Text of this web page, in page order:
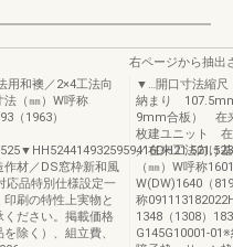
用和襖／2×4工法向
法（㎜）W呼称
（1963）
作材／DS窓枠新和風
応品特別仕様設定一
刷の特性上実物と
ださい。掲載価格
除く）、組立費、
右ページから抽出
▼…開口寸法縮尺
納まり
9mm合板） 在
枚建ユニット
／在来工法向け
（㎜）W呼称
W(DW)1640（
称
1348（1308）
G145G10001-